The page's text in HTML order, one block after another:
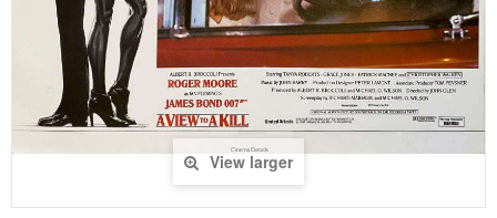
View larger